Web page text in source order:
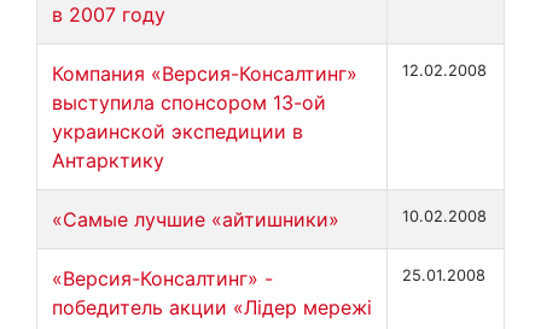
в 2007 году
Компания «Версия-Консалтинг»
выступила спонсором 13-ой
украинской экспедиции в
Антарктику
12.02.2008
«Самые лучшие «айтишники» 10.02.2008
«Версия-Консалтинг» -
победитель акции «Лідер мережі
25.01.2008